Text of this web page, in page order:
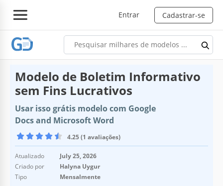
Entrar Cadastrar-se
Modelo de Boletim Informativo
sem Fins Lucrativos
Usar isso grátis modelo com Google
Docs and Microsoft Word
4.25 (1 avaliações)
Atualizado
July 25, 2026
Criado por
Halyna Uygur
Tipo
Mensalmente